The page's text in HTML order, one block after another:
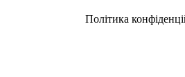
Політика